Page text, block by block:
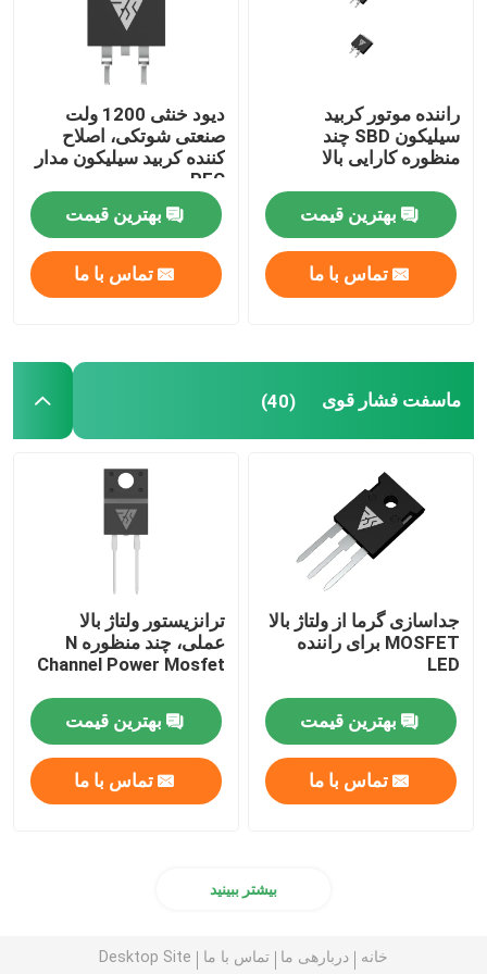
راننده موتور کربید
سیلیکون SBD چند
منظوره کارایی بالا
بهترین قیمت
تماس با ما
دیود خنثی 1200 ولت
صنعتی شوتکی، اصلاح
کننده کربید سیلیکون مدار
PFC
بهترین قیمت
تماس با ما
ماسفت فشار قوی (40)
جداسازی گرما از ولتاژ بالا
MOSFET برای راننده
LED
بهترین قیمت
تماس با ما
ترانزیستور ولتاژ بالا
عملی، چند منظوره N
Channel Power Mosfet
بهترین قیمت
تماس با ما
بیشتر ببینید
خانه دربارهی ما تماس با ما Desktop Site